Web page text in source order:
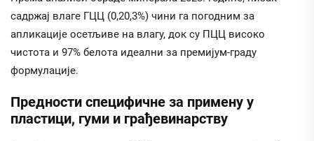
садржај влаге ГЦЦ (0,20,3%) чини га погодним за
апликације осетљиве на влагу, док су ПЦЦ високо
чистота и 97% белота идеални за премијум-граду
формулације.
Предности специфичне за примену у
пластици, гуми и грађевинарству